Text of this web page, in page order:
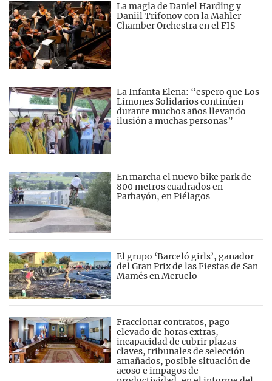
La magia de Daniel Harding y
Daniil Trifonov con la Mahler
Chamber Orchestra en el FIS
La Infanta Elena: “espero que Los
Limones Solidarios continúen
durante muchos años llevando
ilusión a muchas personas”
En marcha el nuevo bike park de
800 metros cuadrados en
Parbayón, en Piélagos
El grupo ‘Barceló girls’, ganador
del Gran Prix de las Fiestas de San
Mamés en Meruelo
Fraccionar contratos, pago
elevado de horas extras,
incapacidad de cubrir plazas
claves, tribunales de selección
amañados, posible situación de
acoso e impagos de